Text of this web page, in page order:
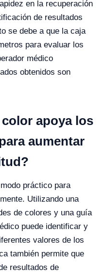
en la recuperación
de resultados
se debe a que la caja
para evaluar los
médico
obtenidos son
apoya los
aumentar
práctico para
Utilizando una
de colores y una guía
puede identificar y
valores de los
también permite que
resultados de